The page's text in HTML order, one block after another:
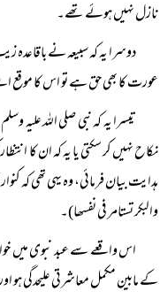
نازل نہیں ہوئے تھے۔
دوسرا یہ کہ سبیعہ نے باقاعدہ
عورت کا بھی حق ہے تو اس کا موقع
تیسرا یہ کہ نبی صلی اللہ
نکاح نہیں کر سکتی یا یہ کہ ان
ہدایت بیان فرمائی، وہ یہی تھی کہ
والبکر تستامر فی نفسھا)۔
اس واقعے سے عبد نبوی میں
کے مابین مکمل معاشرتی علیحدگی